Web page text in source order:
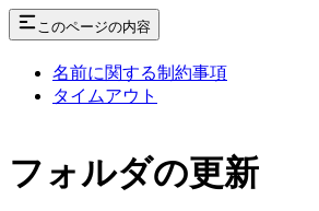
このページの内容
名前に関する制約事項
タイムアウト
フォルダの更新